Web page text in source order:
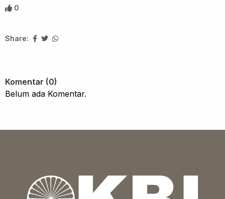
0
Share:
Komentar (0)
Belum ada Komentar.